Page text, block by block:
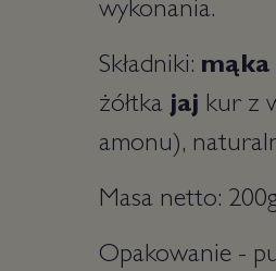
wykonania.
Składniki: mąka
żółtka jaj kur z
amonu),
Masa netto:
Opakowanie -